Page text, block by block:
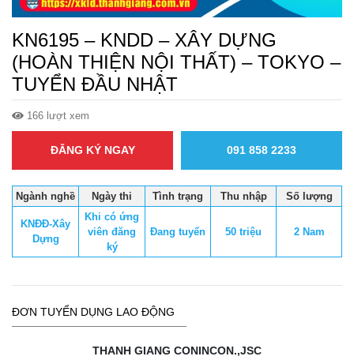
KN6195 – KNDD – XÂY DỰNG
(HOÀN THIỆN NỘI THẤT) – TOKYO –
TUYỂN ĐẦU NHẬT
166 lượt xem
ĐĂNG KÝ NGAY 091 858 2233
Ngành nghề Ngày thi Tình trạng Thu nhập Số lượng
KNĐĐ-Xây
Dựng
Khi có ứng
viên đăng
ký
Đang tuyển 50 triệu 2 Nam
ĐƠN TUYỂN DỤNG LAO ĐỘNG
THANH GIANG CONINCON.,JSC